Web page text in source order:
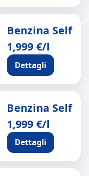
Benzina Self
1,999 €/l
Dettagli
Benzina Self
1,999 €/l
Dettagli